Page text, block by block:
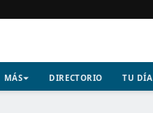
MÁS DIRECTORIO TU DÍA